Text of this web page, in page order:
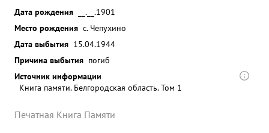
Дата рождения
__.__.1901
Место рождения с. Чепухино
Дата выбытия 15.04.1944
Причина выбытия погиб
Источник информации
Книга памяти. Белгородская область. Том 1
Печатная Книга Памяти